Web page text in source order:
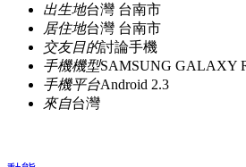
出生地台灣 台南市
居住地台灣 台南市
交友目的討論手機
手機機型SAMSUNG GALAXY
手機平台Android 2.3
來自台灣